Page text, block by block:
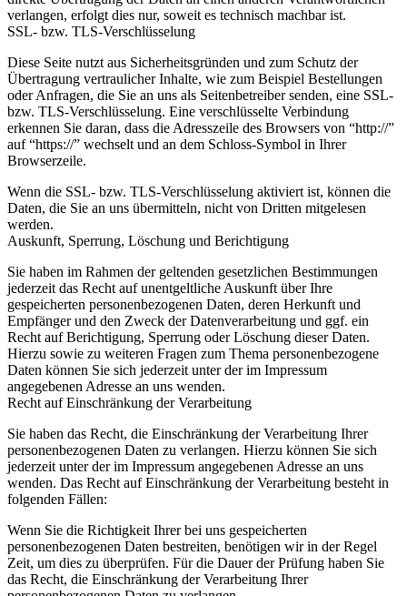
verlangen, erfolgt dies nur, soweit es technisch machbar ist.
SSL- bzw. TLS-Verschlüsselung
Diese Seite nutzt aus Sicherheitsgründen und zum Schutz der
Übertragung vertraulicher Inhalte, wie zum Beispiel Bestellungen
oder Anfragen, die Sie an uns als Seitenbetreiber senden, eine SSL-
bzw. TLS-Verschlüsselung. Eine verschlüsselte Verbindung
erkennen Sie daran, dass die Adresszeile des Browsers von “http://”
auf “https://” wechselt und an dem Schloss-Symbol in Ihrer
Browserzeile.
Wenn die SSL- bzw. TLS-Verschlüsselung aktiviert ist, können die
Daten, die Sie an uns übermitteln, nicht von Dritten mitgelesen
werden.
Auskunft, Sperrung, Löschung und Berichtigung
Sie haben im Rahmen der geltenden gesetzlichen Bestimmungen
jederzeit das Recht auf unentgeltliche Auskunft über Ihre
gespeicherten personenbezogenen Daten, deren Herkunft und
Empfänger und den Zweck der Datenverarbeitung und ggf. ein
Recht auf Berichtigung, Sperrung oder Löschung dieser Daten.
Hierzu sowie zu weiteren Fragen zum Thema personenbezogene
Daten können Sie sich jederzeit unter der im Impressum
angegebenen Adresse an uns wenden.
Recht auf Einschränkung der Verarbeitung
Sie haben das Recht, die Einschränkung der Verarbeitung Ihrer
personenbezogenen Daten zu verlangen. Hierzu können Sie sich
jederzeit unter der im Impressum angegebenen Adresse an uns
wenden. Das Recht auf Einschränkung der Verarbeitung besteht in
folgenden Fällen:
Wenn Sie die Richtigkeit Ihrer bei uns gespeicherten
personenbezogenen Daten bestreiten, benötigen wir in der Regel
Zeit, um dies zu überprüfen. Für die Dauer der Prüfung haben Sie
das Recht, die Einschränkung der Verarbeitung Ihrer